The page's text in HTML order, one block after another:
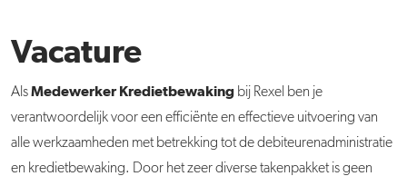
Vacature
AlsMedewerker Kredietbewaking bij Rexel ben je
verantwoordelijkvoor een efficiënte en effectieve uitvoering van
alle werkzaamheden met betrekking tot de debiteurenadministratie
en kredietbewaking. Door het zeer diverse takenpakket is geen